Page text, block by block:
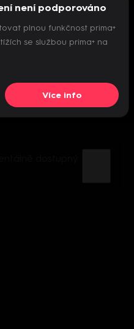
přehrávač
není podporováno
plnou funkčnost prima+
se službou prima+ na
Více info